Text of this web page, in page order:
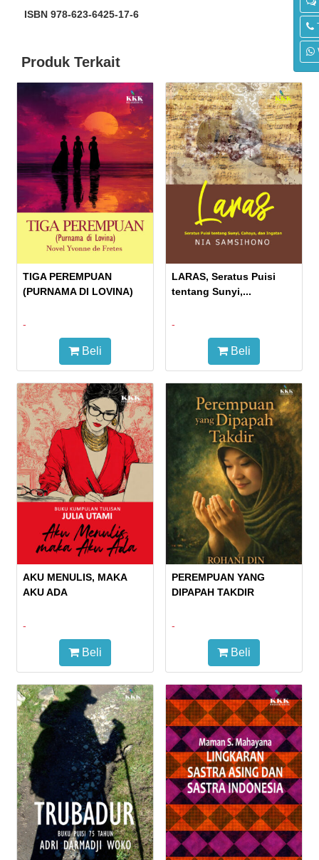
ISBN 978-623-6425-17-6
Produk Terkait
TIGA PEREMPUAN
(PURNAMA DI LOVINA)
-
Beli
LARAS, Seratus Puisi
tentang Sunyi,...
-
Beli
AKU MENULIS, MAKA
AKU ADA
-
Beli
PEREMPUAN YANG
DIPAPAH TAKDIR
-
Beli